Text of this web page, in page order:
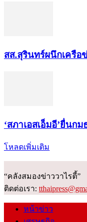
สส.สุรินทร์ผนึกเครื
‘สภาเอสเอ็มอี’ยื่นก
โหลดเพิ่มเติม
“คลังสมองข่าววาไรตี้”
ติดต่อเรา:
หน้าข่าว